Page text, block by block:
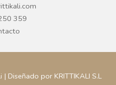
359
por KRITTIKALI S.L